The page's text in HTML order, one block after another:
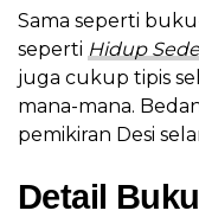
Sama seperti
seperti Hidup
juga cukup tipis
mana-mana.
pemikiran Desi
Detail Buku